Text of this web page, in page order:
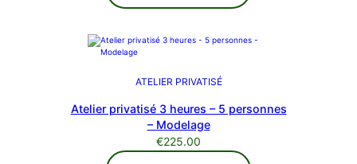
ATELIER PRIVATISÉ
Atelier privatisé 3 heures – 5 personnes
– Modelage
€225.00